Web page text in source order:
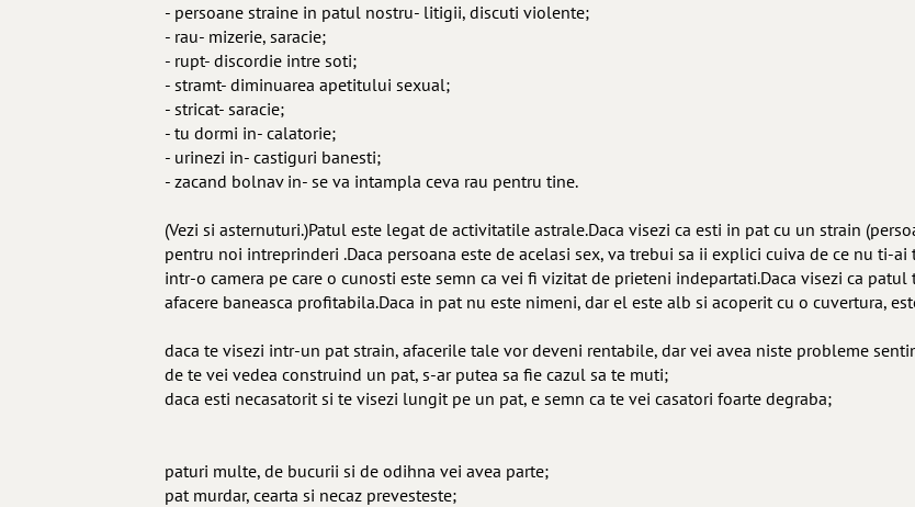
- persoane straine in patul nostru- litigii, discuti violente;
- rau- mizerie, saracie;
- rupt- discordie intre soti;
- stramt- diminuarea apetitului sexual;
- stricat- saracie;
- tu dormi in- calatorie;
- urinezi in- castiguri banesti;
- zacand bolnav in- se va intampla ceva rau pentru tine.
(Vezi si asternuturi.)Patul este legat de activitatile astrale.Daca visezi ca esti in pat cu un strain
pentru noi intreprinderi .Daca persoana este de acelasi sex, va trebui sa ii explici cuiva de ce nu ti-
intr-o camera pe care o cunosti este semn ca vei fi vizitat de prieteni indepartati.Daca visezi ca
afacere baneasca profitabila.Daca in pat nu este nimeni, dar el este alb si acoperit cu o cuvertura,
daca te visezi intr-un pat strain, afacerile tale vor deveni rentabile, dar vei avea niste probleme
de te vei vedea construind un pat, s-ar putea sa fie cazul sa te muti;
daca esti necasatorit si te visezi lungit pe un pat, e semn ca te vei casatori foarte degraba;
paturi multe, de bucurii si de odihna vei avea parte;
pat murdar, cearta si necaz prevesteste;